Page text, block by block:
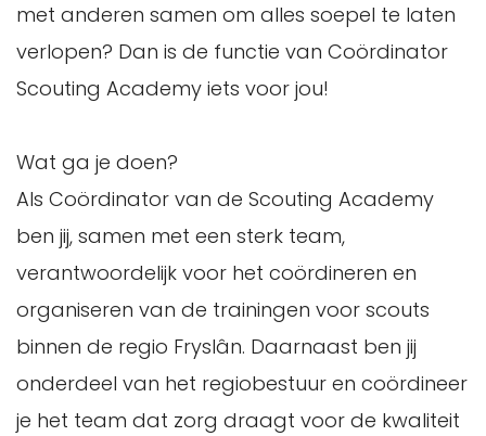
met anderen samen om alles soepel te laten
verlopen? Dan is de functie van Coördinator
Scouting Academy iets voor jou!
Wat ga je doen?
Als Coördinator van de Scouting Academy
ben jij, samen met een sterk team,
verantwoordelijk voor het coördineren en
organiseren van de trainingen voor scouts
binnen de regio Fryslân. Daarnaast ben jij
onderdeel van het regiobestuur en coördineer
je het team dat zorg draagt voor de kwaliteit